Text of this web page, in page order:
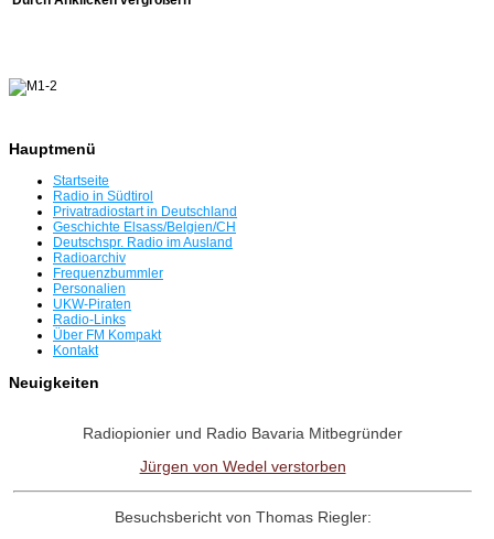
Hauptmenü
Startseite
Radio in Südtirol
Privatradiostart in Deutschland
Geschichte Elsass/Belgien/CH
Deutschspr. Radio im Ausland
Radioarchiv
Frequenzbummler
Personalien
UKW-Piraten
Radio-Links
Über FM Kompakt
Kontakt
Neuigkeiten
Radiopionier und Radio Bavaria Mitbegründer
Jürgen von Wedel verstorben
Besuchsbericht von Thomas Riegler: